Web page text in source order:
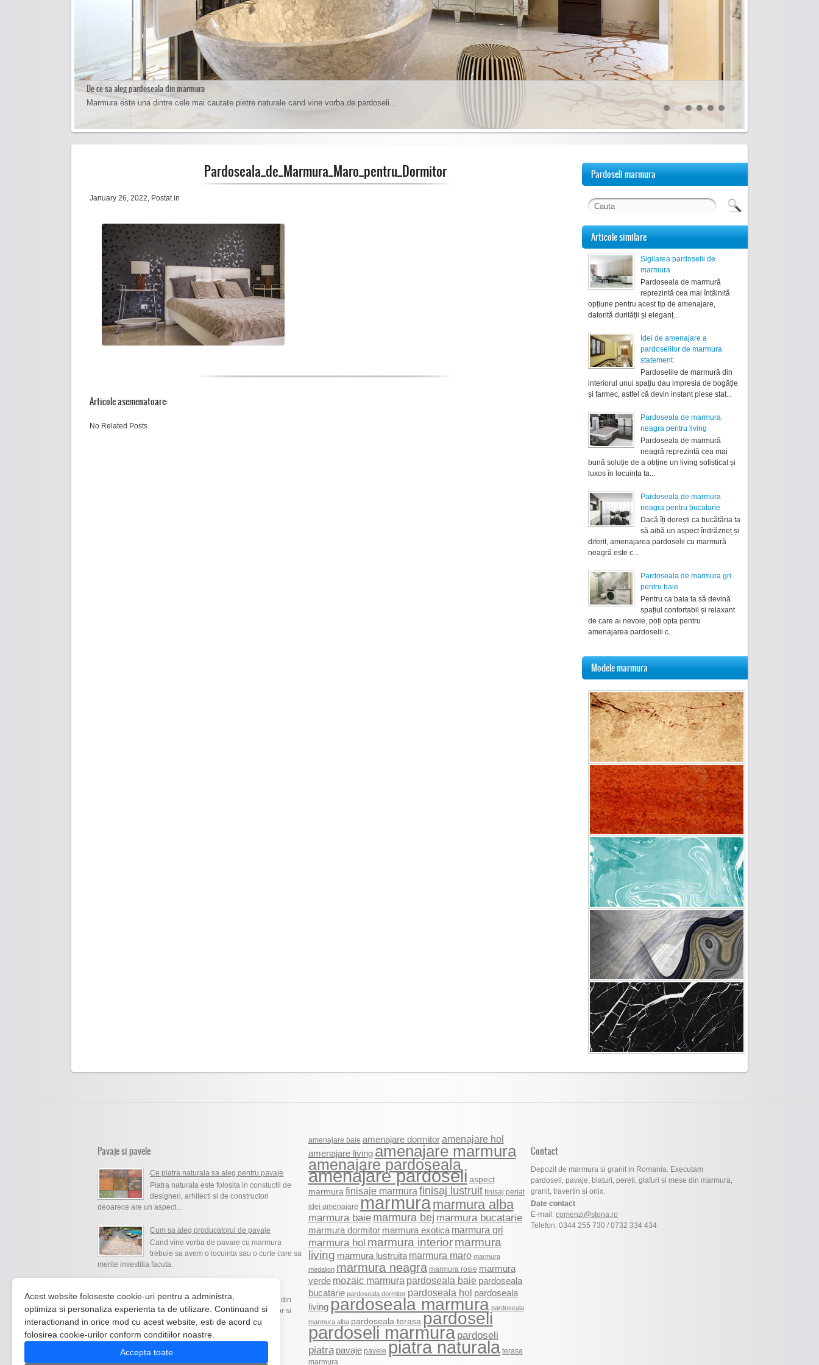
Acest website foloseste cookie-uri pentru a administra,
optimiza si personaliza experienta ta de utilizare. Continuand si
interactionand in orice mod cu acest website, esti de acord cu
folosirea cookie-urilor conform conditiilor noastre.
Accepta toate
De ce sa aleg pardoseala din marmura
Marmura este una dintre cele mai cautate pietre naturale cand vine vorba de pardoseli...
Cum sa cureti pardoseala de marmura
Curatarea pardoselilor de marmura se face foarte usor insa trebuie sa tineti cont de anumite lucruri...
Pardoseli marmura
Articole similare
Sigilarea pardoselii de
marmura
Pardoseala de marmură
reprezintă cea mai întâlnită
opțiune pentru acest tip de amenajare,
datorită durității și eleganț...
Idei de amenajare a
pardoselilor de marmura
statement
Pardoselile de marmură din
interiorul unui spațiu dau impresia de bogăție
și farmec, astfel că devin instant piese stat...
Pardoseala de marmura
neagra pentru living
Pardoseala de marmură
neagră reprezintă cea mai
bună soluție de a obține un living sofisticat și
luxos în locuința ta...
Pardoseala de marmura
neagra pentru bucatarie
Dacă îți dorești ca bucătăria ta
să aibă un aspect îndrăzneț și
diferit, amenajarea pardoselii cu marmură
neagră este c...
Pardoseala de marmura gri
pentru baie
Pentru ca baia ta să devină
spațiul confortabil și relaxant
de care ai nevoie, poți opta pentru
amenajarea pardoselii c...
Modele marmura
Pardoseala_de_Marmura_Maro_pentru_Dormitor
January 26, 2022, Postat in
Articole asemenatoare:
No Related Posts
Pavaje si pavele
Ce piatra naturala sa aleg pentru pavaje
Piatra naturala este folosita in constuctii de
designeri, arhitecti si de constructori
deoarece are un aspect...
Cum sa aleg producatorul de pavaje
Cand vine vorba de pavare cu marmura
trebuie sa avem o locuinta sau o curte care sa
merite investitia facuta.
Pavajele de piatraau fost folosite inca din
cele mai vechi timpuri datorita utilitatii lor si
datorita aspe...
amenajare baie amenajare dormitor amenajare hol
amenajare living amenajare marmura
amenajare pardoseala
amenajare pardoseli aspect
marmura finisaje marmura finisaj lustruit finisaj periat
idei amenajare marmuramarmura alba
marmura baie marmura bej marmura bucatarie
marmura dormitor marmura exotica marmura gri
marmura hol marmura interior marmura
living marmura lustruita marmura maro marmura
medalion marmura neagra marmura rosie marmura
verde mozaic marmura pardoseala baie pardoseala
bucatarie pardoseala dormitor pardoseala hol pardoseala
living pardoseala marmura pardoseala
marmura alba pardoseala terasa pardoseli
pardoseli marmura pardoseli
piatra pavaje pavele piatra naturala terasa
marmura
Contact
Depozit de marmura si granit in Romania. Executam
pardoseli, pavaje, blaturi, pereti, glafuri si mese din marmura,
granit, travertin si onix.
Date contact
E-mail: comenzi@stona.ro
Telefon: 0344 255 730 / 0732 334 434